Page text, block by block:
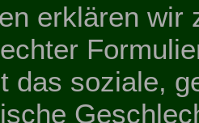
erklären wir
das soziale,